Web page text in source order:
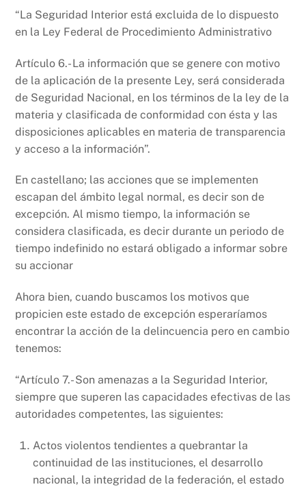
“La Seguridad Interior está excluida de lo dispuesto
en la Ley Federal de Procedimiento Administrativo
Artículo 6.- La información que se genere con motivo
de la aplicación de la presente Ley, será considerada
de Seguridad Nacional, en los términos de la ley de la
materia y clasificada de conformidad con ésta y las
disposiciones aplicables en materia de transparencia
y acceso a la información”.
En castellano; las acciones que se implementen
escapan del ámbito legal normal, es decir son de
excepción. Al mismo tiempo, la información se
considera clasificada, es decir durante un periodo de
tiempo indefinido no estará obligado a informar sobre
su accionar
Ahora bien, cuando buscamos los motivos que
propicien este estado de excepción esperaríamos
encontrar la acción de la delincuencia pero en cambio
tenemos:
“Artículo 7.- Son amenazas a la Seguridad Interior,
siempre que superen las capacidades efectivas de las
autoridades competentes, las siguientes:
Actos violentos tendientes a quebrantar la
continuidad de las instituciones, el desarrollo
nacional, la integridad de la federación, el estado